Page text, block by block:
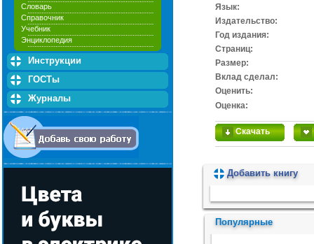
Словарь
Справочник
Учебник
Энциклопедия
Инструкции
ГОСТы
Журналы
Язык:
Издательство:
Год издания:
Cтраниц:
Размер:
Вклад сделал:
Оценить:
Оценка:
Скачать
Добавить книгу
Популярные